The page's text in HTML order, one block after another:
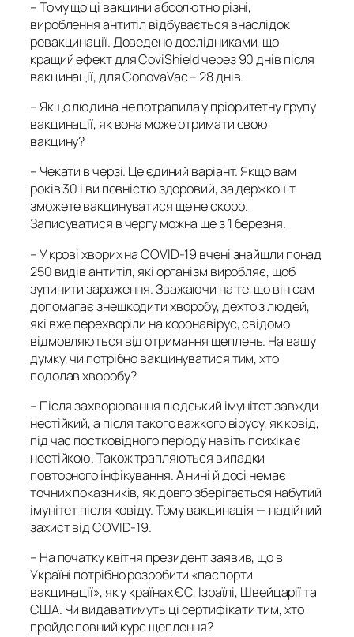
– Тому що ці вакцини абсолютно різні,
вироблення антитіл відбувається внаслідок
ревакцинації. Доведено дослідниками, що
кращий ефект для CoviShield через 90 днів після
вакцинації, для ConovaVac – 28 днів.
–Якщо людина не потрапила у пріоритетну групу
вакцинації, як вона може отримати свою
вакцину?
– Чекати в черзі. Це єдиний варіант. Якщо вам
років 30 і ви повністю здоровий, за держкошт
зможете вакцинуватися ще не скоро.
Записуватися в чергу можна ще з 1 березня.
–У крові хворих на COVID-19 вчені знайшли понад
250 видів антитіл, які організм виробляє, щоб
зупинити зараження. Зважаючи на те, що він сам
допомагає знешкодити хворобу, дехто з людей,
які вже перехворіли на коронавірус, свідомо
відмовляються від отримання щеплень. На вашу
думку, чи потрібно вакцинуватися тим, хто
подолав хворобу?
– Після захворювання людський імунітет завжди
нестійкий, а після такого важкого вірусу, як ковід,
під час постковідного періоду навіть психіка є
нестійкою. Також трапляються випадки
повторного інфікування. А нині й досі немає
точних показників, як довго зберігається набутий
імунітет після ковіду. Тому вакцинація — надійний
захист від COVID-19.
– На початку квітня президент заявив, що в
Україні потрібно розробити «паспорти
вакцинації», як у країнах ЄС, Ізраїлі, Швейцарії та
США. Чи видаватимуть ці сертифікати тим, хто
пройде повний курс щеплення?